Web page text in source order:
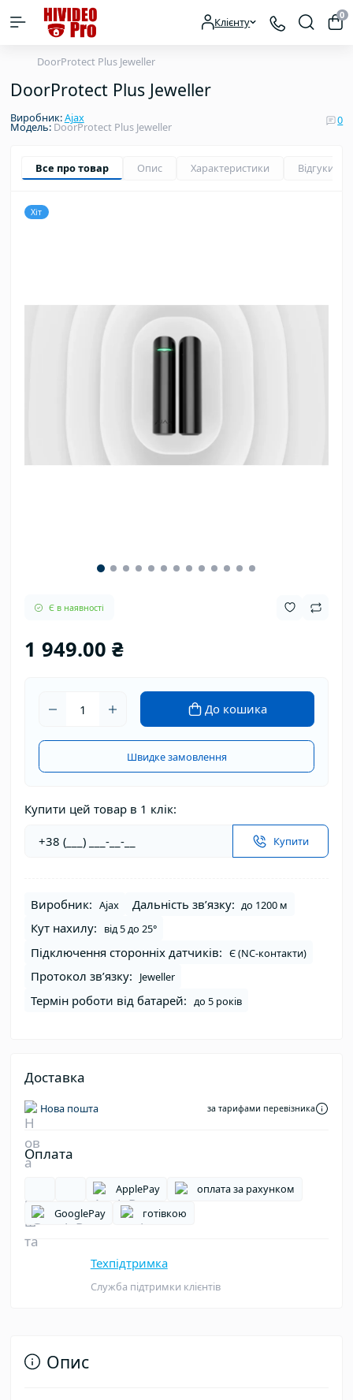
Клієнту 0
DoorProtect Plus Jeweller
DoorProtect Plus Jeweller
Виробник:Ajax
Модель: DoorProtect Plus Jeweller 0
Все про товар Опис Характеристики Відгуки
Хіт
Є в наявності
1 949.00 ₴
До кошика
Швидке замовлення
Купити цей товар в 1 клік:
Купити
Виробник: Ajax Дальність звʼязку: до 1200 м
Кут нахилу: від 5 до 25°
Підключення сторонніх датчиків: Є (NC-контакти)
Протокол зв’язку: Jeweller
Термін роботи від батарей: до 5 років
Доставка
Нова пошта за тарифами перевізника
Оплата
ApplePay
оплата за рахунком
GooglePay
готівкою
Техпідтримка
Служба підтримки клієнтів
Опис